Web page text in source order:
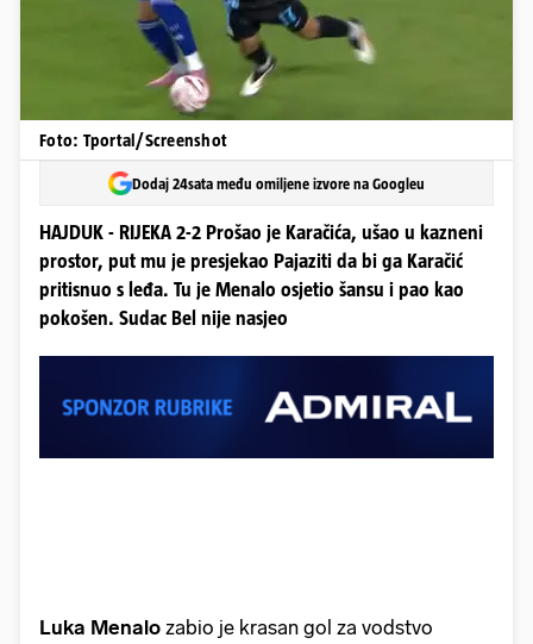
Foto: Tportal/Screenshot
Dodaj 24sata među omiljene izvore na Googleu
HAJDUK - RIJEKA 2-2 Prošao je Karačića, ušao u kazneni
prostor, put mu je presjekao Pajaziti da bi ga Karačić
pritisnuo s leđa. Tu je Menalo osjetio šansu i pao kao
pokošen. Sudac Bel nije nasjeo
Luka Menalo zabio je krasan gol za vodstvo